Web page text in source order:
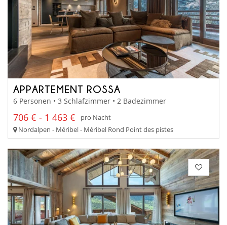
APPARTEMENT ROSSA
6 Personen • 3 Schlafzimmer • 2 Badezimmer
706 € - 1 463 €
pro Nacht
Nordalpen - Méribel - Méribel Rond Point des pistes